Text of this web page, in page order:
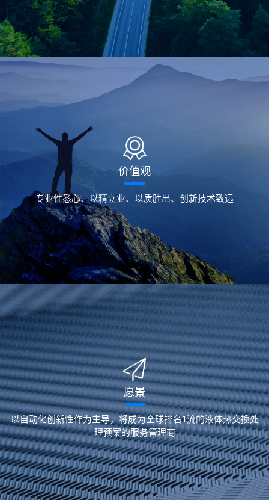
价值观
专业性悉心、以精立业、以质胜出、创新技术致远
愿景
以自动化创新性作为主导，将成为全球排名1流的液体热交換处
理预案的服务管理商